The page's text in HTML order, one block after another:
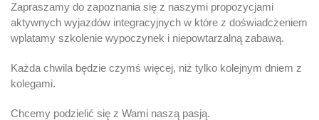
Zapraszamy do zapoznania się z naszymi propozycjami
aktywnych wyjazdów integracyjnych w które z doświadczeniem
wplatamy szkolenie wypoczynek i niepowtarzalną zabawą.
Każda chwila będzie czymś więcej, niż tylko kolejnym dniem z
kolegami.
Chcemy podzielić się z Wami naszą pasją.